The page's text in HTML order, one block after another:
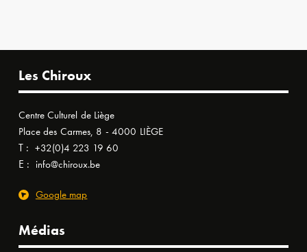
Les Chiroux
Centre Culturel de Liège
Place des Carmes, 8 - 4000 LIÈGE
T : +32(0)4 223 19 60
E : info@chiroux.be
Google map
Médias